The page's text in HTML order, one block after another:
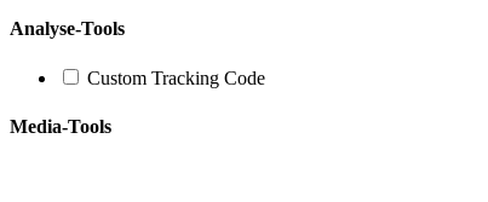
Analyse-Tools
Custom Tracking Code
Media-Tools